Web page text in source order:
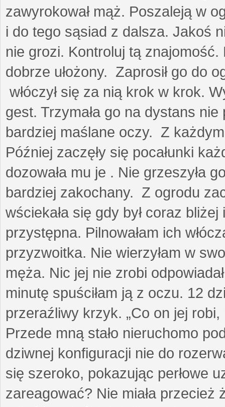
zawyrokował mąż. Poszaleją w
i do tego sąsiad z dalsza. Jakoś
nie grozi. Kontroluj tą
dobrze ułożony. Zaprosił go do
włóczył się za nią krok w krok.
gest. Trzymała go na dystans
bardziej maślane oczy. Z
Później zaczęły się pocałunki
dozowała mu je . Nie grzeszyła
bardziej zakochany. Z ogrodu
wściekała się gdy był coraz
przystępna. Pilnowałam ich
przyzwoitka. Nie wierzyłam w
męża. Nic jej nie zrobi
minutę spuściłam ją z oczu. 12
przeraźliwy krzyk. „Co on jej
Przede mną stało nieruchomo
dziwnej konfiguracji nie do
się szeroko, pokazując perłowe
zareagować? Nie miała przecież